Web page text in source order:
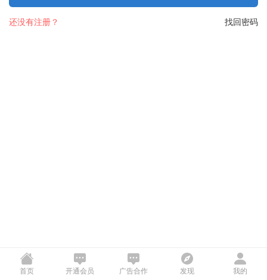
找回密码
还没有注册？
首页 开通会员 广告合作 发现 我的